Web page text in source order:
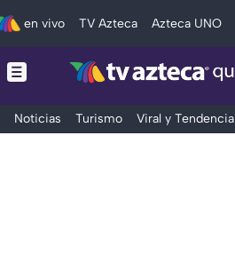
en vivo TV Azteca Azteca UNO
Noticias Turismo Viral y Tendencia